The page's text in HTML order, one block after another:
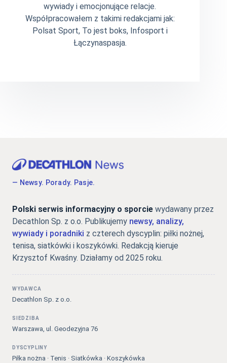
wywiady i emocjonujące relacje.
Współpracowałem z takimi redakcjami jak:
Polsat Sport, To jest boks, Infosport i
Łączynaspasja.
— Newsy. Porady. Pasje.
Polski serwis informacyjny o sporcie wydawany przez
Decathlon Sp. z o.o. Publikujemy newsy, analizy,
wywiady i poradniki z czterech dyscyplin: piłki nożnej,
tenisa, siatkówki i koszykówki. Redakcją kieruje
Krzysztof Kwaśny. Działamy od 2025 roku.
WYDAWCA
Decathlon Sp. z o.o.
SIEDZIBA
Warszawa, ul. Geodezyjna 76
DYSCYPLINY
Piłka nożna · Tenis · Siatkówka · Koszykówka